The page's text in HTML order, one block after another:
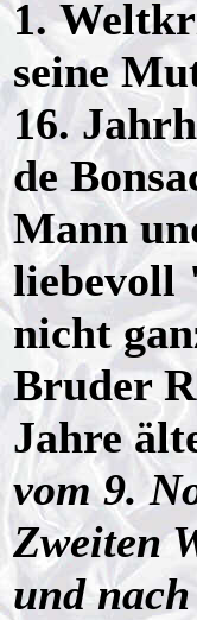
1.
seine
16.
de
Mann
liebevoll
nicht
Bruder
Jahre
vom 9.
Zweiten
und